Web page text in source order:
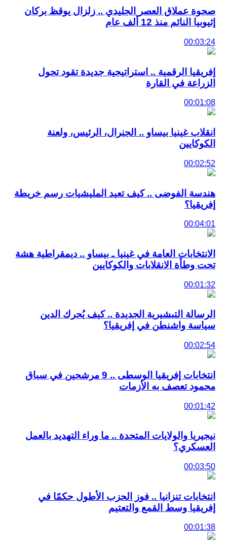
صحوة عملاق العصر الجليدي .. زلزال يوقظ بركان
إثيوبيا النائم منذ 12 ألف عام
00:03:24
إفريقيا الرقمية .. استراتيجية جديدة تقود تحول
الزراعة في القارة
00:01:08
انقلاب غينيا بيساو .. الجنرال، الرئيس، ولعنة
الكوكايين
00:02:52
هندسة الفوضى .. كيف تعيد المليشيات رسم خريطة
إفريقيا؟
00:04:01
الانتخابات العامة في غينيا ـ بيساو .. ديمقراطية هشة
تحت وطأة الانقلابات والكوكايين
00:01:32
الرسالة التبشيرية الجديدة .. كيف يُحرك الدين
سياسة واشنطن في إفريقيا؟
00:02:54
انتخابات إفريقيا الوسطى .. 9 مرشحين في سباق
محمود تعصف به الأزمات
00:01:42
نيجيريا والولايات المتحدة .. ما وراء التهديد بالعمل
العسكري؟
00:03:50
انتخابات تنزانيا .. فوز الحزب الأطول حكمًا في
إفريقيا وسط القمع والتعتيم
00:01:38